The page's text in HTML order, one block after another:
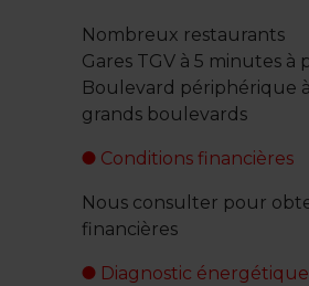
Nombreux restaurants
Gares TGV à 5 minutes à
Boulevard périphérique
grands boulevards
Conditions financières
Nous consulter pour
financières
Diagnostic énergétique